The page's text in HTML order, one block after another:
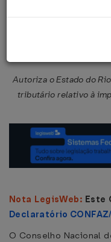
Autoriza o Estado do
tributário relativo à
Nota LegisWeb: Este
Declaratório
O Conselho Nacional